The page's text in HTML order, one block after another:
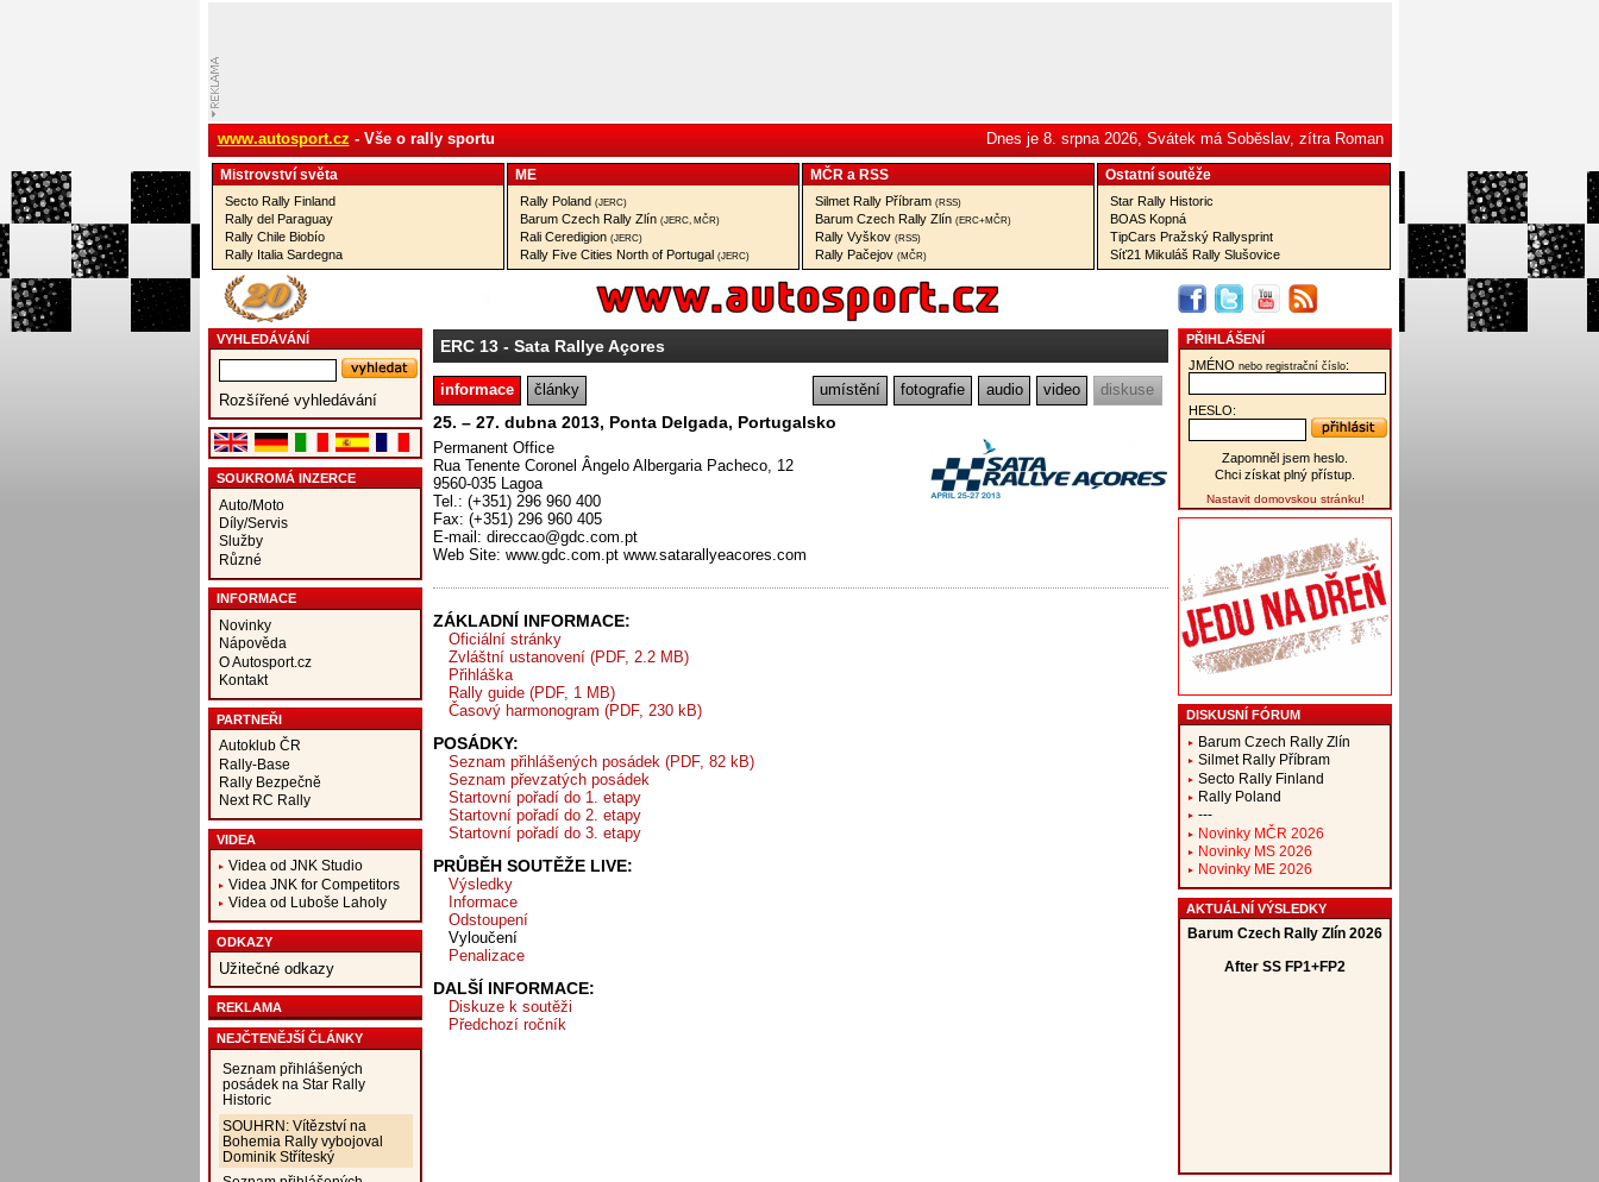
www.autosport.cz - Vše o rally sportu Dnes je 8. srpna 2026, Svátek má Soběslav, zítra Roman
Mistrovství­ světa
Secto Rally Finland
Rally del Paraguay
Rally Chile Biobío
Rally Italia Sardegna
ME
Rally Poland (JERC)
Barum Czech Rally Zlín (JERC, MČR)
Rali Ceredigion (JERC)
Rally Five Cities North of Portugal (JERC)
MČR a RSS
Silmet Rally Příbram (RSS)
Barum Czech Rally Zlín (ERC+MČR)
Rally Vyškov (RSS)
Rally Pačejov (MČR)
Ostatní­ soutěže
Star Rally Historic
BOAS Kopná
TipCars Pražský Rallysprint
Síť21 Mikuláš Rally Slušovice
VYHLEDÁVÁNÍ
Rozšířené vyhledávání
SOUKROMÁ INZERCE
Auto/Moto
Díly/Servis
Služby
Různé
INFORMACE
Novinky
Nápověda
O Autosport.cz
Kontakt
PARTNEŘI
Autoklub ČR
Rally-Base
Rally Bezpečně
Next RC Rally
VIDEA
Videa od JNK Studio
Videa JNK for Competitors
Videa od Luboše Laholy
ODKAZY
Užitečné odkazy
REKLAMA
NEJČTENĚJŠÍ ČLÁNKY
Seznam přihlášených
posádek na Star Rally
Historic
SOUHRN: Vítězství na
Bohemia Rally vybojoval
Dominik Stříteský
ERC 13- Sata Rallye Açores
informace články umístění fotografie audio video diskuse
25. – 27. dubna 2013, Ponta Delgada, Portugalsko
Permanent Office
Rua Tenente Coronel Ângelo Albergaria Pacheco, 12
9560-035 Lagoa
Tel.: (+351) 296 960 400
Fax: (+351) 296 960 405
E-mail: direccao@gdc.com.pt
Web Site: www.gdc.com.pt www.satarallyeacores.com
ZÁKLADNÍ INFORMACE:
Oficiální stránky
Zvláštní ustanovení (PDF, 2.2 MB)
Přihláška
Rally guide (PDF, 1 MB)
Časový harmonogram (PDF, 230 kB)
POSÁDKY:
Seznam přihlášených posádek (PDF, 82 kB)
Seznam převzatých posádek
Startovní pořadí do 1. etapy
Startovní pořadí do 2. etapy
Startovní pořadí do 3. etapy
PRŮBĚH SOUTĚŽE LIVE:
Výsledky
Informace
Odstoupení
Vyloučení
Penalizace
DALŠÍ INFORMACE:
Diskuze k soutěži
Předchozí ročník
PŘIHLÁŠENÍ
JMÉNO nebo registrační číslo:
HESLO:
Zapomněl jsem heslo.
Chci získat plný přístup.
Nastavit domovskou stránku!
DISKUSNÍ FÓRUM
Barum Czech Rally Zlín
Silmet Rally Příbram
Secto Rally Finland
Rally Poland
---
Novinky MČR 2026
Novinky MS 2026
Novinky ME 2026
AKTUÁLNÍ VÝSLEDKY